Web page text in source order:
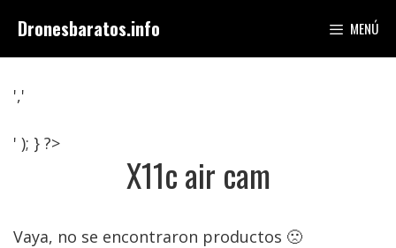
contenido
Dronesbaratos.info MENÚ
','
' ); } ?>
X11c air cam
Vaya, no se encontraron productos 🙁